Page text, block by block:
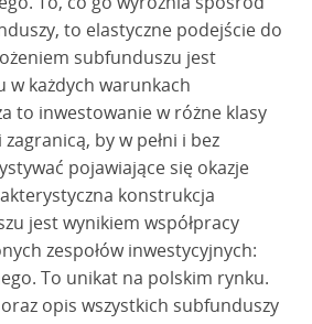
to elastyczne podejście do
subfunduszu jest
w każdych warunkach
to inwestowanie w różne klasy
by w pełni i bez
pojawiające się okazje
konstrukcja
jest wynikiem współpracy
zespołów inwestycyjnych:
To unikat na polskim rynku.
oraz opis wszystkich subfunduszy